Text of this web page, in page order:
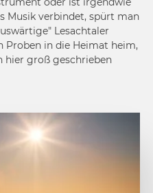
Musik verbindet, spürt man
Lesachtaler
in die Heimat heim,
hier groß geschrieben